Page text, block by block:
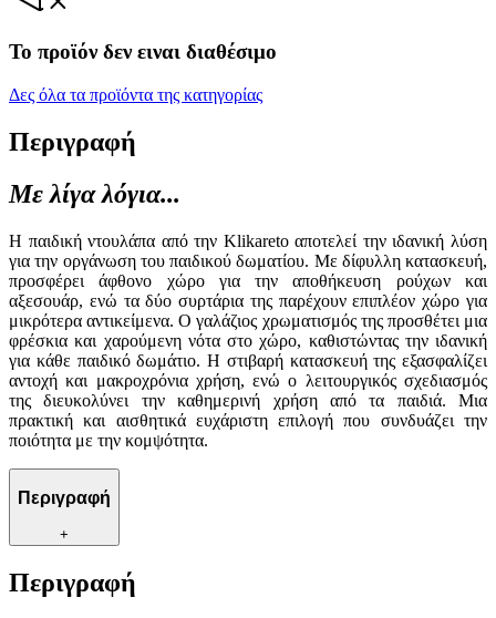
Το προϊόν δεν ειναι διαθέσιμο
Δες όλα τα προϊόντα της κατηγορίας
Περιγραφή
Με λίγα λόγια...
Η παιδική ντουλάπα από την Klikareto αποτελεί την ιδανική λύση
για την οργάνωση του παιδικού δωματίου. Με δίφυλλη κατασκευή,
προσφέρει άφθονο χώρο για την αποθήκευση ρούχων και
αξεσουάρ, ενώ τα δύο συρτάρια της παρέχουν επιπλέον χώρο για
μικρότερα αντικείμενα. Ο γαλάζιος χρωματισμός της προσθέτει μια
φρέσκια και χαρούμενη νότα στο χώρο, καθιστώντας την ιδανική
για κάθε παιδικό δωμάτιο. Η στιβαρή κατασκευή της εξασφαλίζει
αντοχή και μακροχρόνια χρήση, ενώ ο λειτουργικός σχεδιασμός
της διευκολύνει την καθημερινή χρήση από τα παιδιά. Μια
πρακτική και αισθητικά ευχάριστη επιλογή που συνδυάζει την
ποιότητα με την κομψότητα.
Περιγραφή
+
Περιγραφή